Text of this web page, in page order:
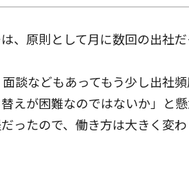
は、原則として月に数回の出社だ
談などもあってもう少し出社
えが困難なのではないか」と
ったので、働き方は大きく変